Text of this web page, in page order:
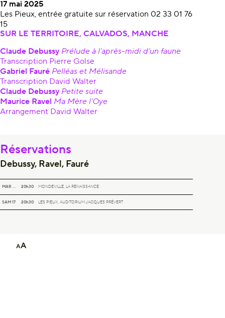
AA
17 mai 2025
Les Pieux, entrée gratuite sur réservation 02 33 01 76
15
SUR LE TERRITOIRE, CALVADOS, MANCHE
Claude Debussy Prélude à l’après-midi d’un faune
Transcription Pierre Golse
Gabriel Fauré Pelléas et Mélisande
Transcription David Walter
Claude Debussy Petite suite
Maurice Ravel Ma Mère l’Oye
Arrangement David Walter
Réservations
Debussy, Ravel, Fauré
MAR 26 20h30
DEBUSSY, RAVEL, FAURÉMONDEVILLE, LA RENAISSANCE
SAM 17 20h30
DEBUSSY, RAVEL, FAURÉLES PIEUX, AUDITORIUM JACQUES PRÉVERT